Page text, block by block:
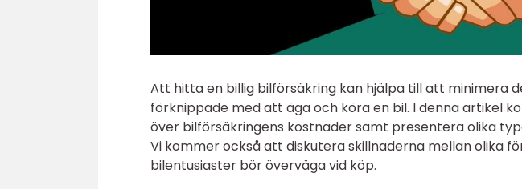
Att hitta en billig bilförsäkring kan hjälpa till att minimera
förknippade med att äga och köra en bil. I denna artikel
över bilförsäkringens kostnader samt presentera olika
Vi kommer också att diskutera skillnaderna mellan olika
bilentusiaster bör överväga vid köp.